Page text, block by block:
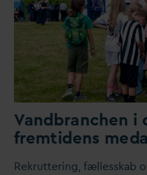
Vandbranchen i
fremtidens med
Rekruttering, fællesskab